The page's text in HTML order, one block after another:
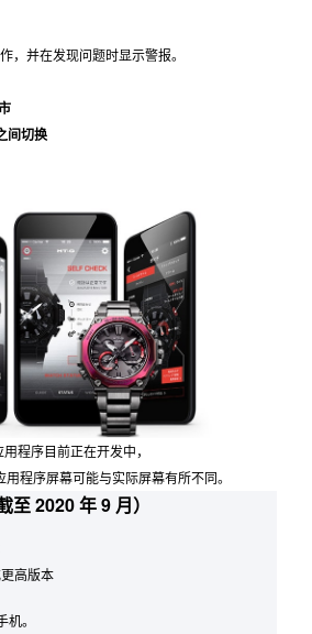
，并在发现问题时显示警报。
间切换
用程序目前正在开发中，
程序屏幕可能与实际屏幕有所不同。
2020 年 9 月）
高版本
。